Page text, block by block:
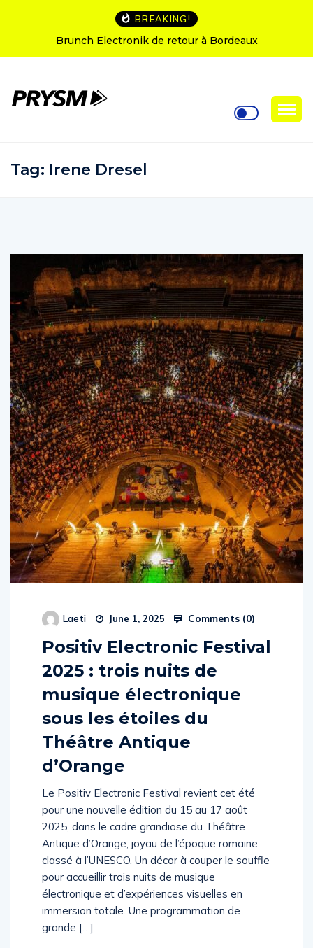
BREAKING!
L’Amnesia Ibiza fête ses 50 ans : le programme des
soirées d’ouverture
Tag: Irene Dresel
Laeti June 1, 2025 Comments (0)
Positiv Electronic Festival
2025 : trois nuits de
musique électronique
sous les étoiles du
Théâtre Antique
d’Orange
Le Positiv Electronic Festival revient cet été
pour une nouvelle édition du 15 au 17 août
2025, dans le cadre grandiose du Théâtre
Antique d’Orange, joyau de l’époque romaine
classé à l’UNESCO. Un décor à couper le souffle
pour accueillir trois nuits de musique
électronique et d’expériences visuelles en
immersion totale. Une programmation de
grande […]